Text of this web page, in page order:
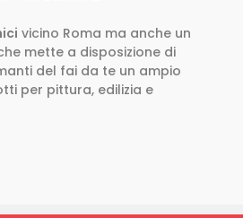
vicino Roma ma anche un
mette a disposizione di
del fai da te un ampio
per pittura, edilizia e